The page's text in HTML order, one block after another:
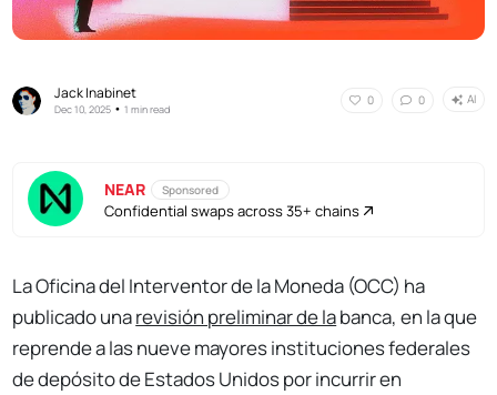
Jack Inabinet
Dec 10, 2025 •1 min read
0 0 AI
NEAR Sponsored
Confidential swaps across 35+ chains
La Oficina del Interventor de la Moneda (OCC) ha
publicado unarevisión preliminar de labanca, en la que
reprende a las nueve mayores instituciones federales
de depósito de Estados Unidos por incurrir en